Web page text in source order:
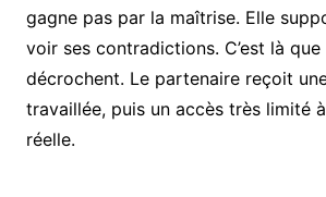
gagne pas par la maîtrise. Elle
voir ses contradictions. C’est là
décrochent. Le partenaire reçoit
travaillée, puis un accès très limité
réelle.